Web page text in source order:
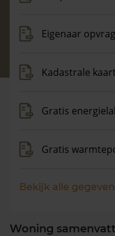
Eigenaar
Kadastrale kaart
Gratis
Gratis
Bekijk alle
Woning